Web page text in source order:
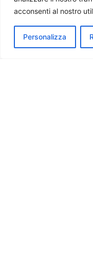
acconsenti al nostro
Personalizza